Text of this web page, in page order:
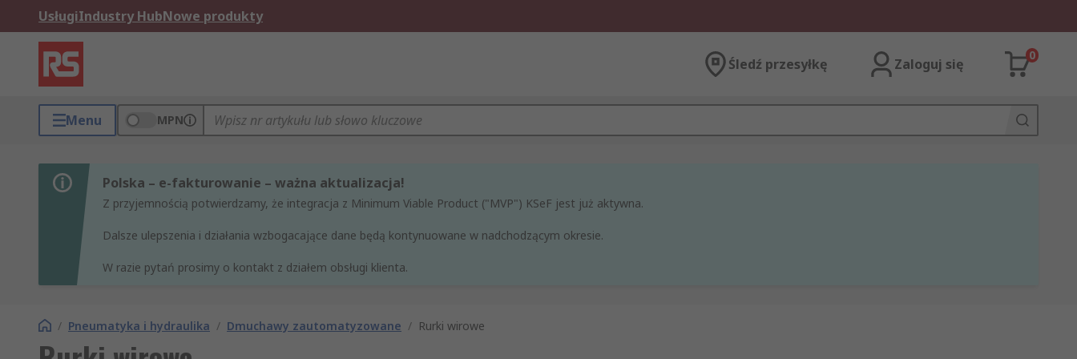
UsługiIndustry HubNowe produkty
Śledź przesyłkę Zaloguj się
0
Menu MPN
Polska – e-fakturowanie – ważna aktualizacja!
Z przyjemnością potwierdzamy, że integracja z Minimum Viable Product ("MVP") KSeF jest już aktywna.
Dalsze ulepszenia i działania wzbogacające dane będą kontynuowane w nadchodzącym okresie.
W razie pytań prosimy o kontakt z działem obsługi klienta.
/ Pneumatyka i hydraulika / Dmuchawy zautomatyzowane / Rurki wirowe